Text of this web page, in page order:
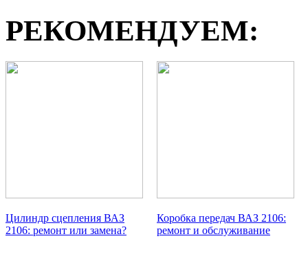
РЕКОМЕНДУЕМ:
Цилиндр сцепления ВАЗ
2106: ремонт или замена?
Коробка передач ВАЗ 2106:
ремонт и обслуживание